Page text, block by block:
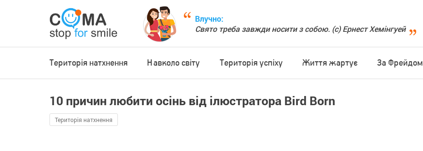
Влучно:
Свято треба завжди носити з собою. (с) Ернест Хемінгуей
Територія натхнення Навколо світу Територія успіху Життя жартує За Фрейдом
10 причин любити осінь від ілюстратора Bird Born
Територія натхнення